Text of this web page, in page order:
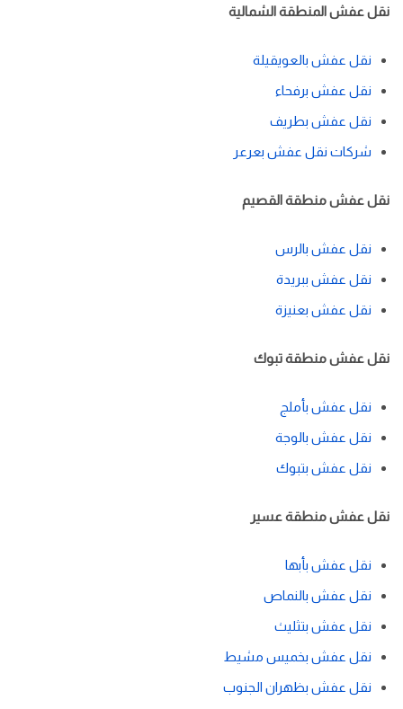
نقل عفش المنطقة الشمالية
نقل عفش بالعويقيلة
نقل عفش برفحاء
نقل عفش بطريف
شركات نقل عفش بعرعر
نقل عفش منطقة القصيم
نقل عفش بالرس
نقل عفش ببريدة
نقل عفش بعنيزة
نقل عفش منطقة تبوك
نقل عفش بأملج
نقل عفش بالوجة
نقل عفش بتبوك
نقل عفش منطقة عسير
نقل عفش بأبها
نقل عفش بالنماص
نقل عفش بتثليث
نقل عفش بخميس مشيط
نقل عفش بظهران الجنوب